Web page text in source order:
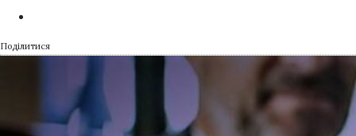
Поділитися